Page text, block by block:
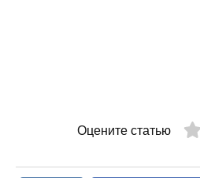
Оцените статью